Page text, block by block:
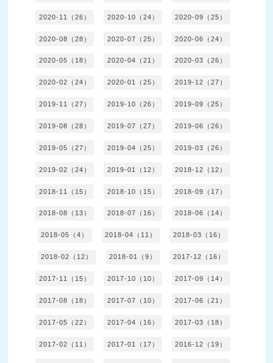
2020-11（26） 2020-10（24） 2020-09（25）
2020-08（28） 2020-07（25） 2020-06（24）
2020-05（18） 2020-04（21） 2020-03（26）
2020-02（24） 2020-01（25） 2019-12（27）
2019-11（27） 2019-10（26） 2019-09（25）
2019-08（28） 2019-07（27） 2019-06（26）
2019-05（27） 2019-04（25） 2019-03（26）
2019-02（24） 2019-01（12） 2018-12（12）
2018-11（15） 2018-10（15） 2018-09（17）
2018-08（13） 2018-07（16） 2018-06（14）
2018-05（4） 2018-04（11） 2018-03（16）
2018-02（12） 2018-01（9） 2017-12（16）
2017-11（15） 2017-10（10） 2017-09（14）
2017-08（18） 2017-07（10） 2017-06（21）
2017-05（22） 2017-04（16） 2017-03（18）
2017-02（11） 2017-01（17） 2016-12（19）